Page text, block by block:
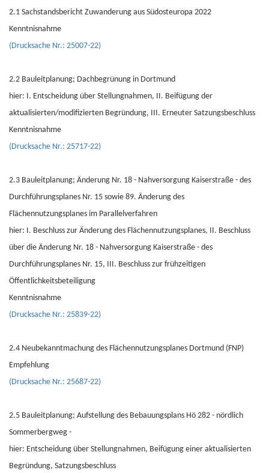
2.1 Sachstandsbericht Zuwanderung aus Südosteuropa 2022
Kenntnisnahme
(Drucksache Nr.: 25007-22)
2.2 Bauleitplanung; Dachbegrünung in Dortmund
hier: I. Entscheidung über Stellungnahmen, II. Beifügung der
aktualisierten/modifizierten Begründung, III. Erneuter Satzungsbeschluss
Kenntnisnahme
(Drucksache Nr.: 25717-22)
2.3 Bauleitplanung; Änderung Nr. 18 - Nahversorgung Kaiserstraße - des
Durchführungsplanes Nr. 15 sowie 89. Änderung des
Flächennutzungsplanes im Parallelverfahren
hier: I. Beschluss zur Änderung des Flächennutzungsplanes, II. Beschluss
über die Änderung Nr. 18 - Nahversorgung Kaiserstraße - des
Durchführungsplanes Nr. 15, III. Beschluss zur frühzeitigen
Öffentlichkeitsbeteiligung
Kenntnisnahme
(Drucksache Nr.: 25839-22)
2.4 Neubekanntmachung des Flächennutzungsplanes Dortmund (FNP)
Empfehlung
(Drucksache Nr.: 25687-22)
2.5 Bauleitplanung; Aufstellung des Bebauungsplans Hö 282 - nördlich
Sommerbergweg -
hier: Entscheidung über Stellungnahmen, Beifügung einer aktualisierten
Begründung, Satzungsbeschluss